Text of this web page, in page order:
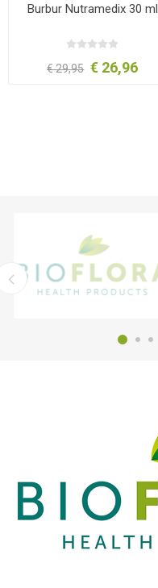
Burbur Nutramedix 30 ml
€ 29,95 € 26,96